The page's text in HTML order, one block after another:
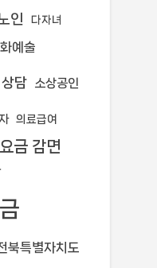
인 다자녀
예술
상담 소상공인
의료급여
금 감면
북특별자치도